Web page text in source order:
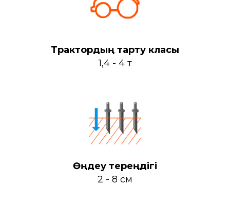
Трактордың тарту класы
1,4 - 4 т
Өңдеу тереңдігі
2 - 8 см